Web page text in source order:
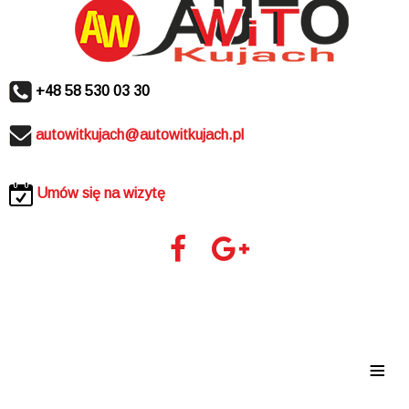
+48 58 530 03 30
autowitkujach@autowitkujach.pl
Umów się na wizytę
≡